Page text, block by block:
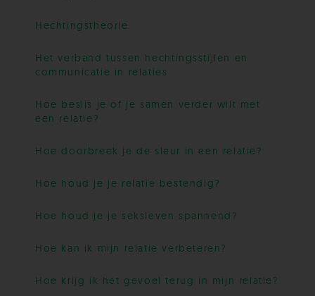
Hechtingstheorie
Het verband tussen hechtingsstijlen en
communicatie in relaties
Hoe beslis je of je samen verder wilt met
een relatie?
Hoe doorbreek je de sleur in een relatie?
Hoe houd je je relatie bestendig?
Hoe houd je je seksleven spannend?
Hoe kan ik mijn relatie verbeteren?
Hoe krijg ik het gevoel terug in mijn relatie?